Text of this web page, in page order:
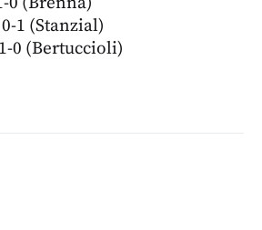
1 (Stanzial)
0 (Bertuccioli)